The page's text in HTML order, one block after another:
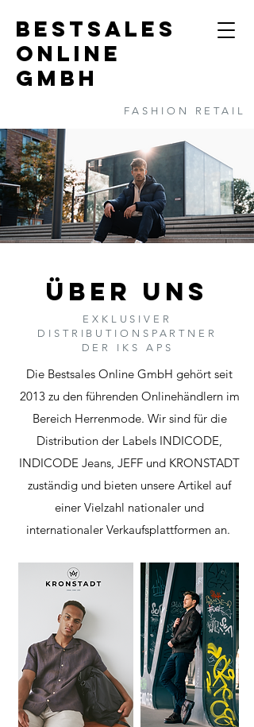
BESTSALES
ONLINE
GMBH
FASHION RETAIL
ÜBER UNS
EXKLUSIVER
DISTRIBUTIONSPARTNER
DER IKS APS
Die Bestsales Online GmbH gehört seit
2013 zu den führenden Onlinehändlern im
Bereich Herrenmode. Wir sind für die
Distribution der Labels INDICODE,
INDICODE Jeans, JEFF und KRONSTADT
zuständig und bieten unsere Artikel auf
einer Vielzahl nationaler und
internationaler Verkaufsplattformen an.